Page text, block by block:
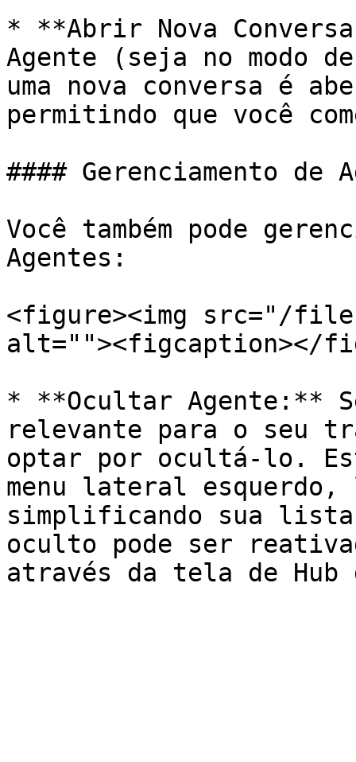
* **Abrir Nova
Agente (seja no modo
uma nova conversa é
permitindo que você
#### Gerenciamento de
Você também pode
Agentes:
<figure><img src="/files/
alt=""><figcaption></
* **Ocultar Agente:**
relevante para o seu
optar por ocultá-lo.
menu lateral esquerdo,
simplificando sua lista
oculto pode ser